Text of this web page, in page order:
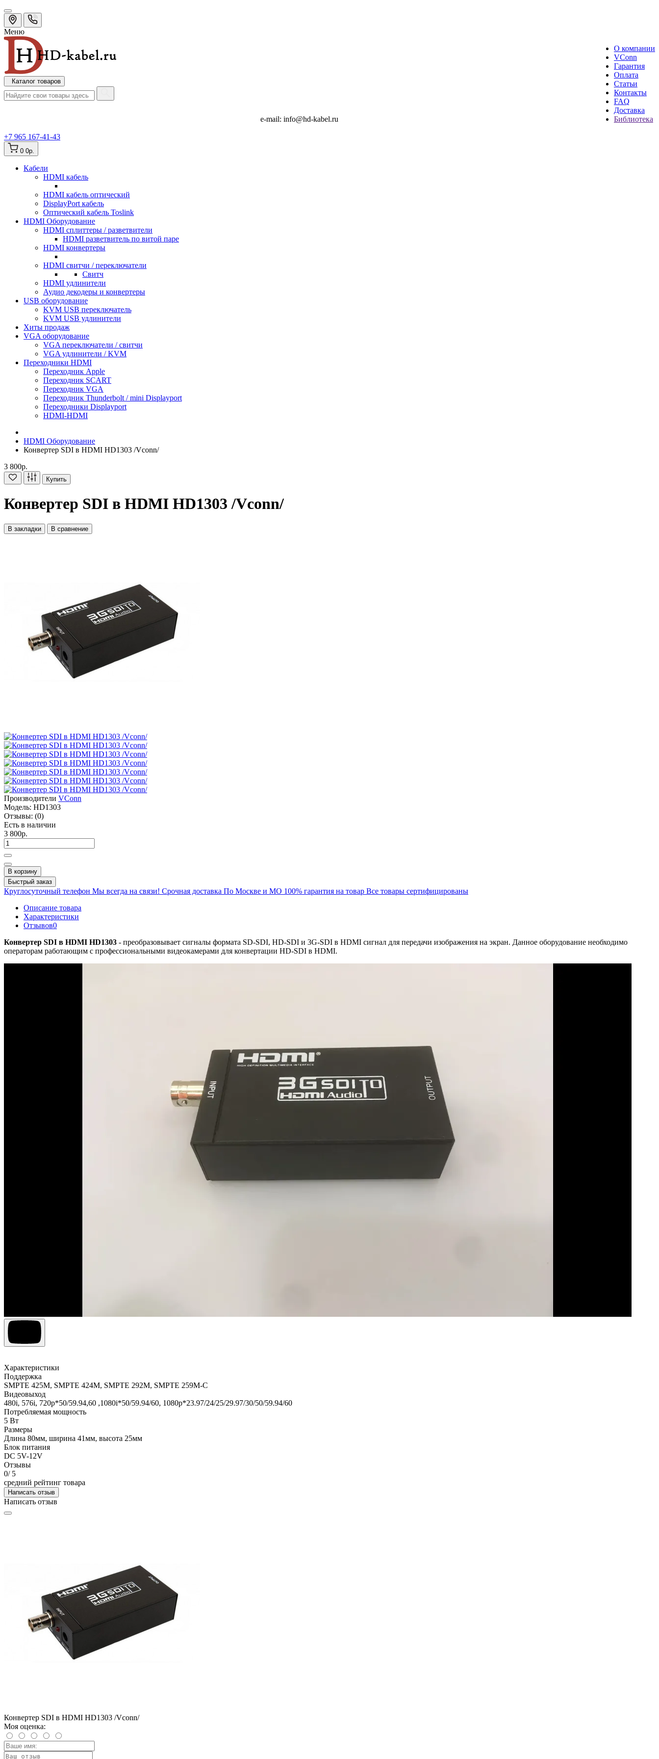
Меню
О компании
VConn
Гарантия
Оплата
Статьи
Контакты
FAQ
Доставка
Библиотека
Каталог товаров
e-mail: info@hd-kabel.ru
+7 965 167-41-43
0 0р.
Кабели
HDMI кабель
HDMI кабель оптический
DisplayPort кабель
Оптический кабель Toslink
HDMI Оборудование
HDMI сплиттеры / разветвители
HDMI разветвитель по витой паре
HDMI конвертеры
HDMI свитчи / переключатели
Свитч
HDMI удлинители
Аудио декодеры и конвертеры
USB оборудование
KVM USB переключатель
KVM USB удлинители
Хиты продаж
VGA оборудование
VGA переключатели / свитчи
VGA удлинители / KVM
Переходники HDMI
Переходник Apple
Переходник SCART
Переходник VGA
Переходник Thunderbolt / mini Displayport
Переходники Displayport
HDMI-HDMI
HDMI Оборудование
Конвертер SDI в HDMI HD1303 /Vconn/
3 800р.
Купить
Конвертер SDI в HDMI HD1303 /Vconn/
В закладки В сравнение
Производители VConn
Модель: HD1303
Отзывы: (0)
Есть в наличии
3 800р.
В корзину
Быстрый заказ
Круглосуточный телефон Мы всегда на связи! Срочная доставка По Москве и МО 100% гарантия на товар Все товары сертифицированы
Описание товара
Характеристики
Отзывов0
Конвертер SDI в HDMI HD1303 - преобразовывает сигналы формата SD-SDI, HD-SDI и 3G-SDI в HDMI сигнал для передачи изображения на экран. Данное оборудование необходимо
операторам работающим с профессиональными видеокамерами для конвертации HD-SDI в HDMI.
Характеристики
Поддержка
SMPTE 425М, SMPTE 424M, SMPTE 292M, SMPTE 259M-C
Видеовыход
480i, 576i, 720p*50/59.94,60 ,1080i*50/59.94/60, 1080p*23.97/24/25/29.97/30/50/59.94/60
Потребляемая мощность
5 Вт
Размеры
Длина 80мм, ширина 41мм, высота 25мм
Блок питания
DC 5V-12V
Отзывы
0/ 5
средний рейтинг товара
Написать отзыв
Написать отзыв
Конвертер SDI в HDMI HD1303 /Vconn/
Моя оценка: